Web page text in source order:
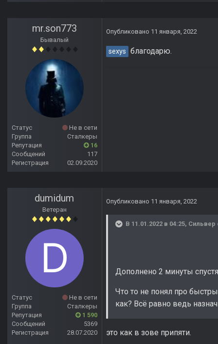
mr.son773
Бывалый
Статус
Не в сети
Группа
Сталкеры
Репутация
16
Сообщений
117
Регистрация
02.09.2020
Опубликовано 11 января, 2022
sexys благодарю.
dumidum
Ветеран
Статус
Не в сети
Группа
Сталкеры
Репутация
1 590
Сообщений
5369
Регистрация
28.07.2020
Опубликовано 11 января, 2022
В 11.01.2022 в 04:25, Сильвер
Дополнено 2 минуты спустя
Что то не понял про
как? Всё равно ведь
это как в зове припяти.